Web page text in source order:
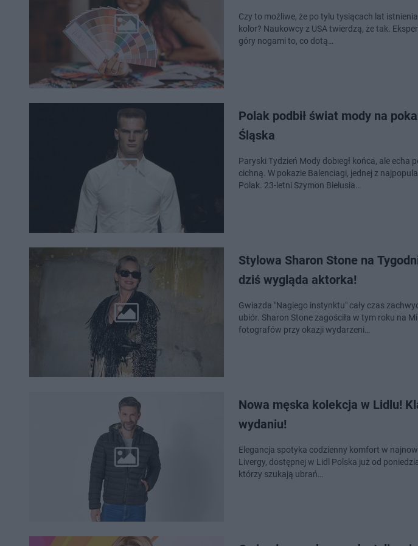
Czy to możliwe, że po tylu tysiącach lat
kolor? Naukowcy z USA twierdzą, że tak.
góry nogami to, co dotą…
Polak podbił świat mody na
Śląska
Paryski Tydzień Mody dobiegł końca, ale
cichną. W pokazie Balenciagi, jednej z
Polak. 23-letni Szymon Bielusia…
Stylowa Sharon Stone na
dziś wygląda aktorka!
Gwiazda "Nagiego instynktu" cały czas
ubiór. Sharon Stone zagościła w tym roku na
fotografów przy okazji wydarzeni…
Nowa męska kolekcja w Lidlu!
wydaniu!
Elegancja spotyka codzienny komfort w
Livergy, dostępnej w Lidl Polska już od
którzy szukają ubrań…